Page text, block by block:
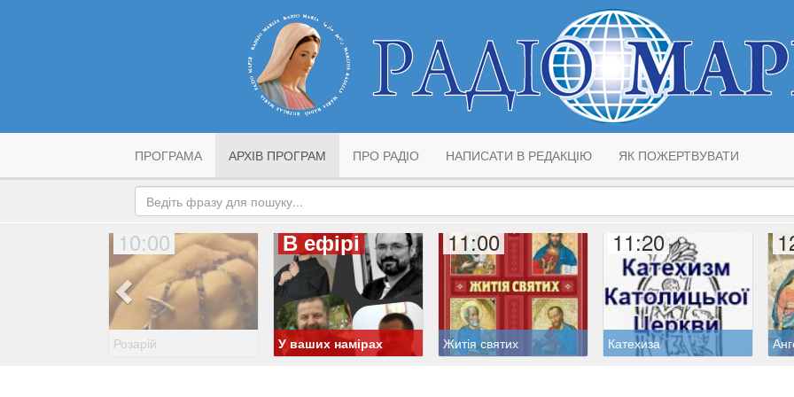
ПРОГРАМА АРХІВ ПРОГРАМ ПРО РАДІО НАПИСАТИ В РЕДАКЦІЮ ЯК ПОЖЕРТВУВАТИ
10:00
Розарій
В ефірі
У ваших намірах
11:00
Житія святих
11:20
Катехиза